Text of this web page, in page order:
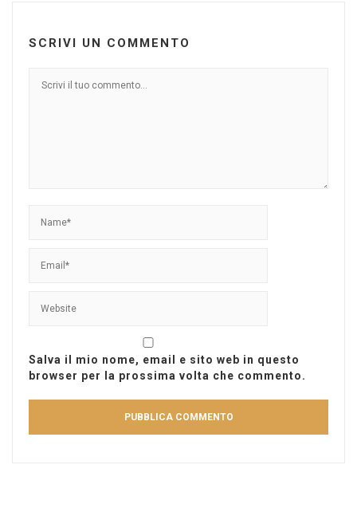
SCRIVI UN COMMENTO
Salva il mio nome, email e sito web in questo
browser per la prossima volta che commento.